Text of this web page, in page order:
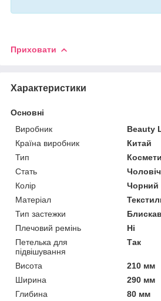
Приховати
Характеристики
Основні
Виробник
Beauty
Країна виробник
Китай
Тип
Стать
Колір
Чорний
Матеріал
Тип застежки
Плечовий ремінь
Ні
Петелька для
підвішування
Так
Висота
210 мм
Ширина
290 мм
Глибина
80 мм